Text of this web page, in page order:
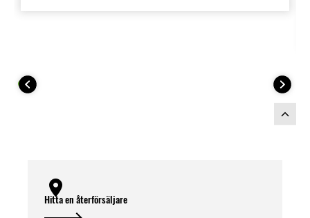
Hitta en återförsäljare